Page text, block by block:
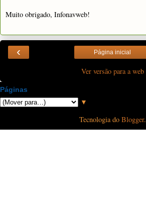
Muito obrigado, Infonavweb!
‹ Página inicial
Ver versão para a web
Páginas
▼
Tecnologia do Blogger.